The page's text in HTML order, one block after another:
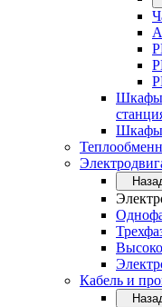
Шкафы
Шкафы
Кабель и